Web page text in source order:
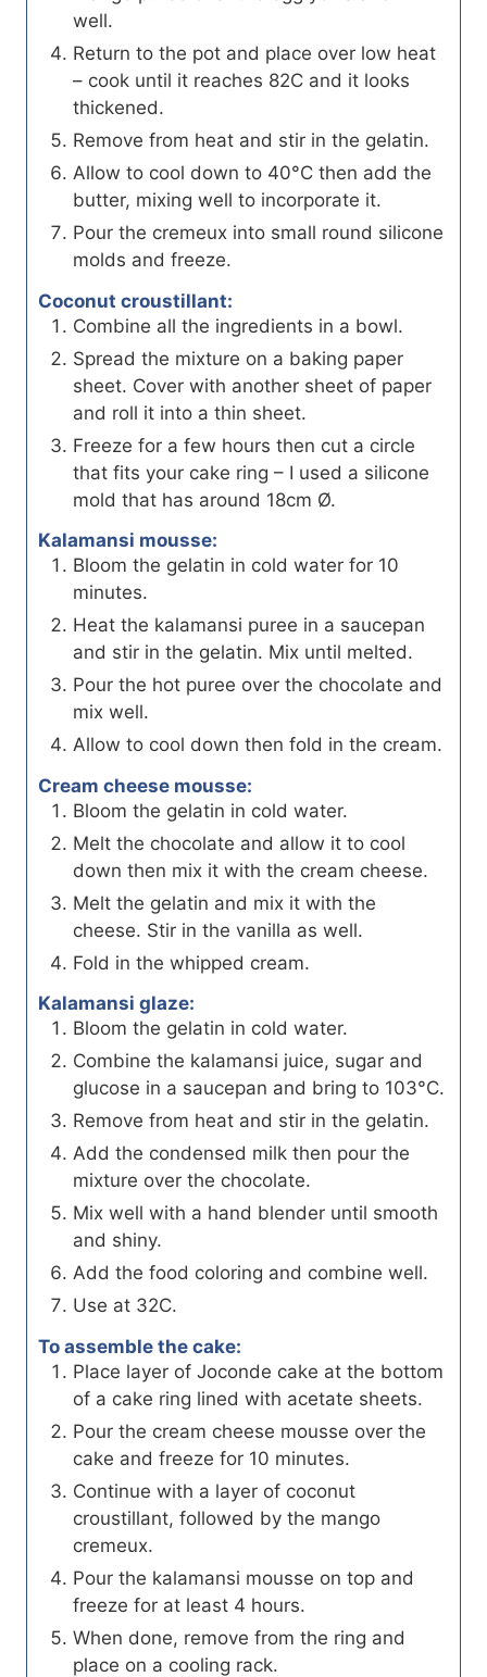
well.
Return to the pot and place over low heat
– cook until it reaches 82C and it looks
thickened.
Remove from heat and stir in the gelatin.
Allow to cool down to 40°C then add the
butter, mixing well to incorporate it.
Pour the cremeux into small round silicone
molds and freeze.
Coconut croustillant:
Combine all the ingredients in a bowl.
Spread the mixture on a baking paper
sheet. Cover with another sheet of paper
and roll it into a thin sheet.
Freeze for a few hours then cut a circle
that fits your cake ring – I used a silicone
mold that has around 18cm Ø.
Kalamansi mousse:
Bloom the gelatin in cold water for 10
minutes.
Heat the kalamansi puree in a saucepan
and stir in the gelatin. Mix until melted.
Pour the hot puree over the chocolate and
mix well.
Allow to cool down then fold in the cream.
Cream cheese mousse:
Bloom the gelatin in cold water.
Melt the chocolate and allow it to cool
down then mix it with the cream cheese.
Melt the gelatin and mix it with the
cheese. Stir in the vanilla as well.
Fold in the whipped cream.
Kalamansi glaze:
Bloom the gelatin in cold water.
Combine the kalamansi juice, sugar and
glucose in a saucepan and bring to 103°C.
Remove from heat and stir in the gelatin.
Add the condensed milk then pour the
mixture over the chocolate.
Mix well with a hand blender until smooth
and shiny.
Add the food coloring and combine well.
Use at 32C.
To assemble the cake:
Place layer of Joconde cake at the bottom
of a cake ring lined with acetate sheets.
Pour the cream cheese mousse over the
cake and freeze for 10 minutes.
Continue with a layer of coconut
croustillant, followed by the mango
cremeux.
Pour the kalamansi mousse on top and
freeze for at least 4 hours.
When done, remove from the ring and
place on a cooling rack.